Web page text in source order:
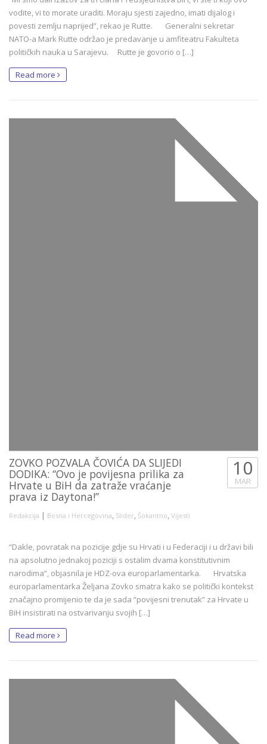
vodite, vi to morate uraditi. Moraju sjesti zajedno, imati dijalog i
povesti zemlju naprijed”, rekao je Rutte. Generalni sekretar
NATO-a Mark Rutte održao je predavanje u amfiteatru Fakulteta
političkih nauka u Sarajevu. Rutte je govorio o […]
Read more
ZOVKO POZVALA ČOVIĆA DA SLIJEDI
DODIKA: “Ovo je povijesna prilika za
Hrvate u BiH da zatraže vraćanje
prava iz Daytona!”
Redakcija | Bosna i Hercegovina, Slider, Šokantno, Vijesti
10
MAR
“Dakle, povratak na pozicije gdje su Hrvati i u Federaciji i u državi bili
na apsolutno jednakoj poziciji s ostalim dvama konstitutivnim
narodima”, objasnila je HDZ-ova europarlamentarka. Hrvatska
europarlamentarka Željana Zovko smatra kako se politički kontekst
značajno promijenio te da je sada “povijesni trenutak” za Hrvate u
BiH insistirati na ostvarivanju svojih […]
Read more